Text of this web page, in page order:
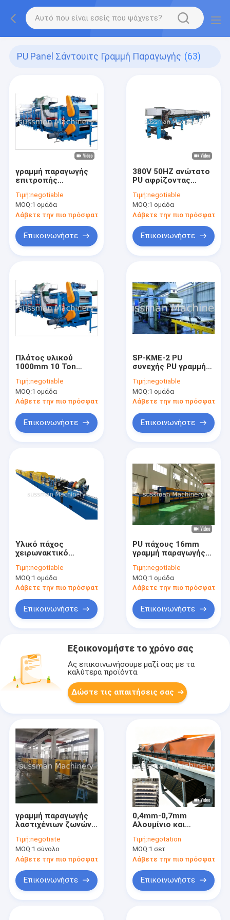
PU Panel Σάντουιτς Γραμμή Παραγωγής (63)
γραμμή παραγωγής
επιτροπής
Τιμή:negotiable
MOQ:1 ομάδα
Λάβετε την πιο πρόσφατη τιμή
Επικοινωνήστε
380V 50HZ ανώτατο
PU αφρίζοντας
παραγωγής
επιτροπής
σάντουιτς
Τιμή:negotiable
MOQ:1 ομάδα
Λάβετε την πιο πρόσφατη
Επικοινωνήστε
Πλάτος υλικού
1000mm 10 Ton
Steel Sheet PU Foam
Sandwich Panel Line
8m/min Ταχύτητα
Τιμή:negotiable
MOQ:1 ομάδα
Λάβετε την πιο πρόσφατη τιμή
Επικοινωνήστε
SP-ΚΜΕ-2 PU
συνεχής PU γραμμή
επιτροπής
σάντουιτς
Τιμή:negotiable
MOQ:1 ομάδα
Λάβετε την πιο πρόσφατη
Επικοινωνήστε
Υλικό πάχος
χειρωνακτικό
παραγωγής
επιτροπής
σάντουιτς 0,27 -
Τιμή:negotiable
MOQ:1 ομάδα
Λάβετε την πιο πρόσφατη τιμή
Επικοινωνήστε
PU πάχους 16mm
γραμμή παραγωγής
σάντουιτς για το
εξωτερικό αλουμίνιο
2.510m/λ. τοίχων
Τιμή:negotiable
MOQ:1 ομάδα
Λάβετε την πιο πρόσφατη
Επικοινωνήστε
Εξοικονομήστε το χρόνο σας
Ας επικοινωνήσουμε μαζί σας με τα
καλύτερα προϊόντα.
Δώστε τις απαιτήσεις σας
γραμμή παραγωγής
λαστιχένιων ζωνών
σάντουιτς 16mm PU
για τους χαμηλούς
πελάτες
προϋπολογισμών
Τιμή:negotiate
MOQ:1 σύνολο
Λάβετε την πιο πρόσφατη τιμή
Επικοινωνήστε
0,4mm-0,7mm
Αλουμίνιο και
PPGI Πάνελ οροφής
Great Wall PU Πάνελ
σάντουιτς Γραμμή
παραγωγής Βίλα
Εξωτερική πρόσοψη
οροφής
πλάτος πάχος
Τιμή:negotation
MOQ:1 σετ
Λάβετε την πιο πρόσφατη
Επικοινωνήστε